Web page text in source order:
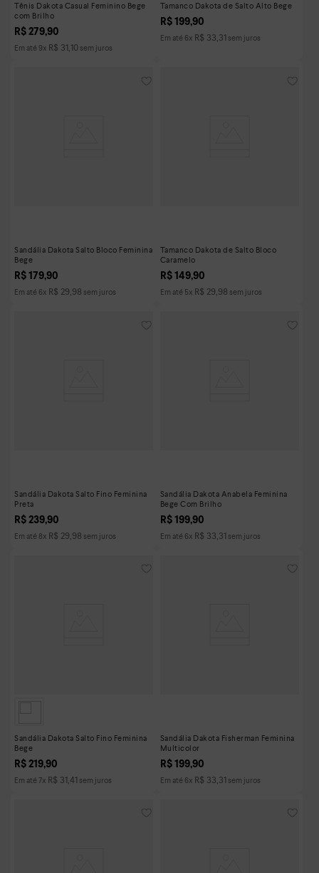
Tênis Dakota Casual Feminino Bege
com Brilho
R$ 279,90
Em até 9x R$ 31,10 sem juros
Tamanco Dakota de Salto Alto Bege
R$ 199,90
Em até 6x R$ 33,31 sem juros
Sandália Dakota Salto Bloco Feminina
Bege
R$ 179,90
Em até 6x R$ 29,98 sem juros
Tamanco Dakota de Salto Bloco
Caramelo
R$ 149,90
Em até 5x R$ 29,98 sem juros
Sandália Dakota Salto Fino Feminina
Preta
R$ 239,90
Em até 8x R$ 29,98 sem juros
Sandália Dakota Anabela Feminina
Bege Com Brilho
R$ 199,90
Em até 6x R$ 33,31 sem juros
Sandália Dakota Salto Fino Feminina
Bege
R$ 219,90
Em até 7x R$ 31,41 sem juros
Sandália Dakota Fisherman Feminina
Multicolor
R$ 199,90
Em até 6x R$ 33,31 sem juros